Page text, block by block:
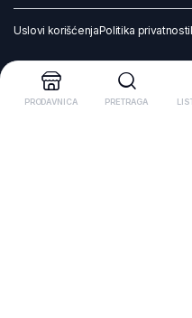
Uslovi korišćenjaPolitika privatnosti
PRODAVNICA PRETRAGA